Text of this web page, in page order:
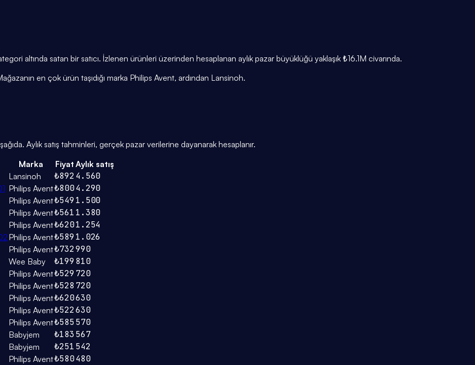
altında satan bir satıcı. İzlenen ürünleri üzerinden hesaplanan aylık pazar büyüklüğü yaklaşık ₺16.1M civarında.
en çok ürün taşıdığı marka Philips Avent, ardından Lansinoh.
Aylık satış tahminleri, gerçek pazar verilerine dayanarak hesaplanır.
Marka Fiyat Aylık satış
Lansinoh ₺892 4.560
Philips Avent₺8004.290
Philips Avent₺549 1.500
Philips Avent₺561 1.380
Philips Avent₺6201.254
Philips Avent₺589 1.026
Philips Avent₺732990
Wee Baby ₺199 810
Philips Avent₺529 720
Philips Avent₺528 720
Philips Avent₺620630
Philips Avent₺522630
Philips Avent₺585570
Babyjem ₺183567
Babyjem ₺251 542
Philips Avent₺580480